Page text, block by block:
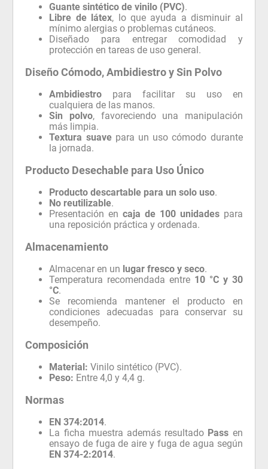
Guante sintético de vinilo (PVC).
Libre de látex, lo que ayuda a disminuir al
mínimo alergias o problemas cutáneos.
Diseñado para entregar comodidad y
protección en tareas de uso general.
Diseño Cómodo, Ambidiestro y Sin Polvo
Ambidiestro para facilitar su uso en
cualquiera de las manos.
Sin polvo, favoreciendo una manipulación
más limpia.
Textura suavepara un uso cómodo durante
la jornada.
Producto Desechable para Uso Único
Producto descartable para un solo uso.
No reutilizable.
Presentación encaja de 100 unidadespara
una reposición práctica y ordenada.
Almacenamiento
Almacenar en un lugar fresco y seco.
Temperatura recomendada entre 10 °C y 30
°C.
Se recomienda mantener el producto en
condiciones adecuadas para conservar su
desempeño.
Composición
Material: Vinilo sintético (PVC).
Peso: Entre 4,0 y 4,4 g.
Normas
EN 374:2014.
La ficha muestra además resultado Pass en
ensayo de fuga de aire y fuga de agua según
EN 374-2:2014.